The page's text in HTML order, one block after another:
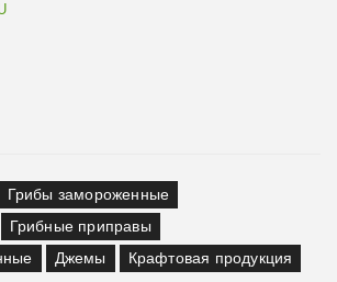
Грибы замороженные
Грибные приправы
Джемы Крафтовая продукция